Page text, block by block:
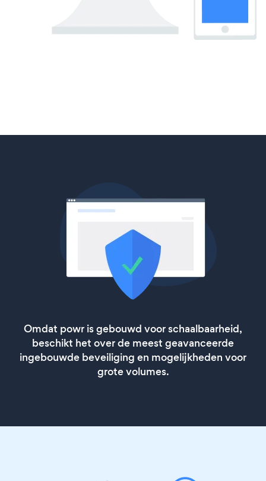
Omdat powr is gebouwd voor schaalbaarheid,
beschikt het over de meest geavanceerde
ingebouwde beveiliging en mogelijkheden voor
grote volumes.